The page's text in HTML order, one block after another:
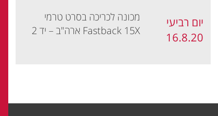
יום רביעי
16.8.20
מכונה לכריכה בסרט טרמי
Fastback 15X ארה"ב – יד 2